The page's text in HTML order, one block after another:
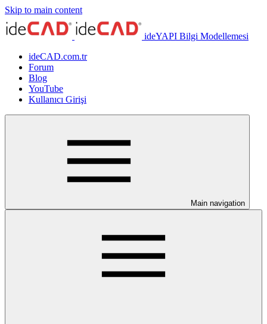
Skip to main content
ideYAPI Bilgi Modellemesi
ideCAD.com.tr
Forum
Blog
YouTube
Kullanıcı Girişi
Main navigation